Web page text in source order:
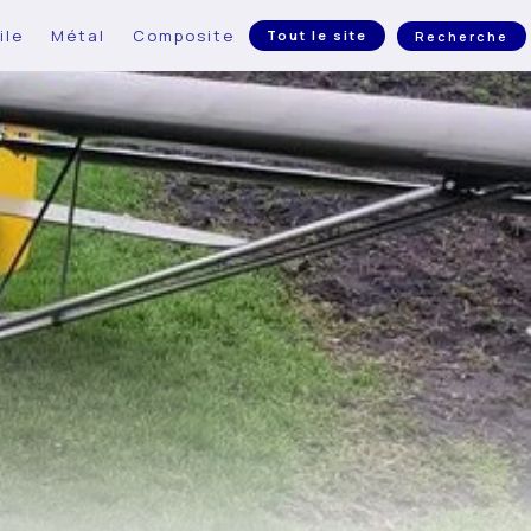
Métal Composite Tout le site Recherche